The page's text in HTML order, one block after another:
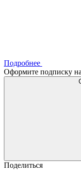
Подробнее
Оформите подписку
Поделиться